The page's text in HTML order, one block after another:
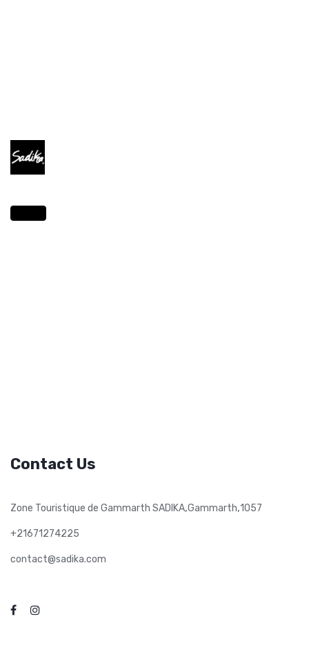
Contact Us
Zone Touristique de Gammarth SADIKA,Gammarth,1057
+21671274225
contact@sadika.com